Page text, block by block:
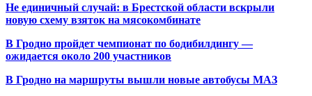
Не единичный случай: в Брестской области вскрыли
новую схему взяток на мясокомбинате
В Гродно пройдет чемпионат по бодибилдингу —
ожидается около 200 участников
В Гродно на маршруты вышли новые автобусы МАЗ